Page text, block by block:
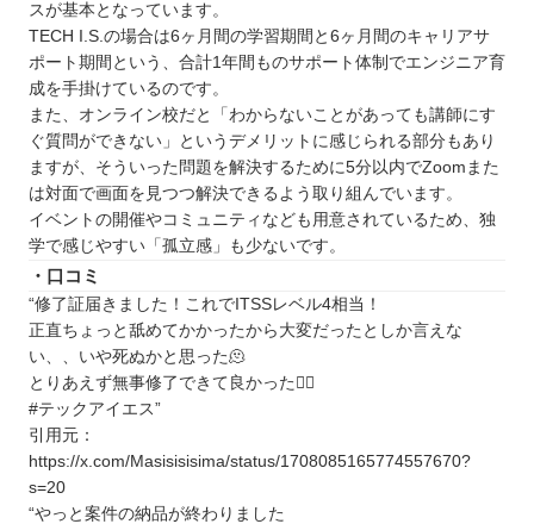
アーテック自考力キッズ
静岡で自分に合ったプログラミングスクールを見
つけよう
スが基本となっています。
TECH I.S.の場合は6ヶ月間の学習期間と6ヶ月間のキャリアサ
ポート期間という、合計1年間ものサポート体制でエンジニア育
成を手掛けているのです。
また、オンライン校だと「わからないことがあっても講師にす
ぐ質問ができない」というデメリットに感じられる部分もあり
ますが、そういった問題を解決するために5分以内でZoomまた
は対面で画面を見つつ解決できるよう取り組んでいます。
イベントの開催やコミュニティなども用意されているため、独
学で感じやすい「孤立感」も少ないです。
・口コミ
“修了証届きました！これでITSSレベル4相当！
正直ちょっと舐めてかかったから大変だったとしか言えな
い、、いや死ぬかと思った🫠
とりあえず無事修了できて良かった🙆‍♂️
#テックアイエス”
引用元：
https://x.com/Masisisisima/status/1708085165774557670?
s=20
“やっと案件の納品が終わりました